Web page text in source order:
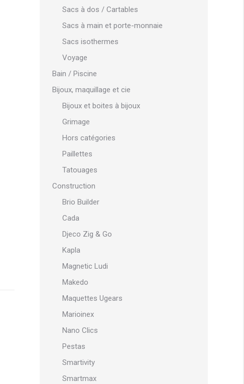
Sacs à dos / Cartables
Sacs à main et porte-monnaie
Sacs isothermes
Voyage
Bain / Piscine
Bijoux, maquillage et cie
Bijoux et boites à bijoux
Grimage
Hors catégories
Paillettes
Tatouages
Construction
Brio Builder
Cada
Djeco Zig & Go
Kapla
Magnetic Ludi
Makedo
Maquettes Ugears
Marioinex
Nano Clics
Pestas
Smartivity
Smartmax